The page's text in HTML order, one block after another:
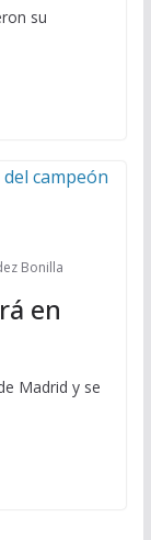
su
Bonilla
en
Madrid y se